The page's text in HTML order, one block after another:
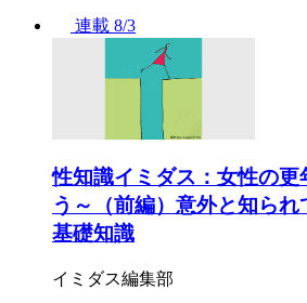
連載 8/3
性知識イミダス：女性の更
う～（前編）意外と知ら
基礎知識
イミダス編集部